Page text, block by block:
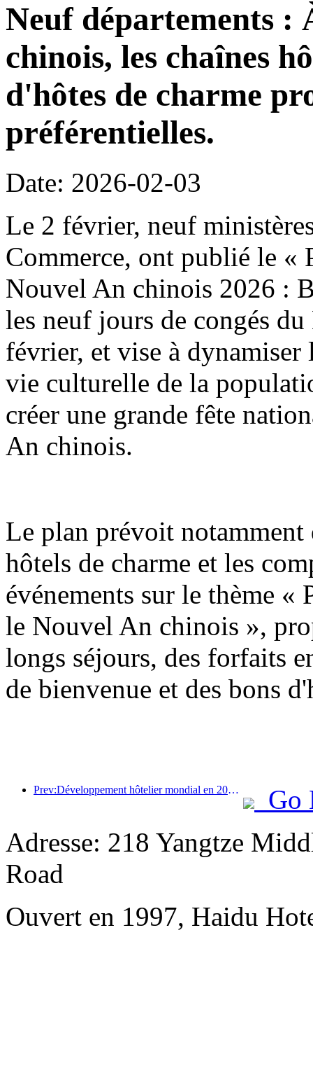
Neuf départements :
chinois, les chaînes
d'hôtes de charme
préférentielles.
Date: 2026-02-03
Le 2 février, neuf
Commerce, ont publié le «
Nouvel An chinois 2026 :
les neuf jours de congés
février, et vise à dynamiser
vie culturelle de la
créer une grande fête
An chinois.
Le plan prévoit notamment
hôtels de charme et les
événements sur le thème
le Nouvel An chinois »,
longs séjours, des forfaits
de bienvenue et des bons
Prev:Développement hôtelier mondial en 2026 : Shanghai se classe première en termes d’ajout de nouvelles chambres
Go
Adresse: 218 Yangtze
Road
Ouvert en 1997, Haidu